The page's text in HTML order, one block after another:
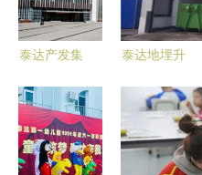
泰达产发集
找差距,取
真经 ,绘蓝
图
泰达地埋升
备 垃圾设
备 泰达环
保